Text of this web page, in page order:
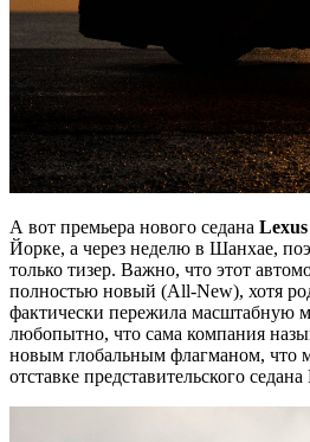
А вот премьера нового седана
Йорке, а через неделю в Шанхае,
только тизер. Важно, что этот
полностью новый (All-New), хотя
фактически пережила масштабную
любопытно, что сама компания
новым глобальным флагманом, что
отставке представительского